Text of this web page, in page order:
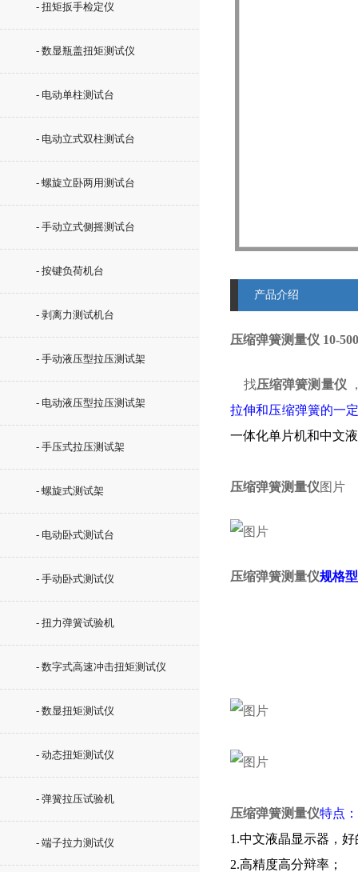
- 扭矩扳手检定仪
- 数显瓶盖扭矩测试仪
- 电动单柱测试台
- 电动立式双柱测试台
- 螺旋立卧两用测试台
- 手动立式侧摇测试台
- 按键负荷机台
- 剥离力测试机台
- 手动液压型拉压测试架
- 电动液压型拉压测试架
- 手压式拉压测试架
- 螺旋式测试架
- 电动卧式测试台
- 手动卧式测试仪
- 扭力弹簧试验机
- 数字式高速冲击扭矩测试仪
- 数显扭矩测试仪
- 动态扭矩测试仪
- 弹簧拉压试验机
- 端子拉力测试仪
产品介绍
压缩弹簧测量仪 10-
找压缩弹簧测量仪
拉伸和压缩弹簧的一
一体化单片机和中文
压缩弹簧测量仪图片
压缩弹簧测量仪规格
压缩弹簧测量仪特点：
1.中文液晶显示器，
2.高精度高分辩率；